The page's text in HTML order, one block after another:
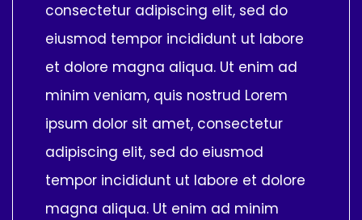
consectetur adipiscing elit, sed do
eiusmod tempor incididunt ut labore
et dolore magna aliqua. Ut enim ad
minim veniam, quis nostrud Lorem
ipsum dolor sit amet, consectetur
adipiscing elit, sed do eiusmod
tempor incididunt ut labore et dolore
magna aliqua. Ut enim ad minim